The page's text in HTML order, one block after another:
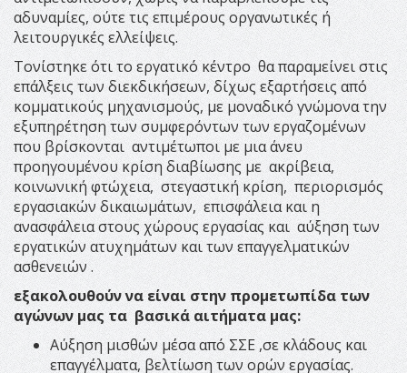
αδυναμίες, ούτε τις επιμέρους οργανωτικές ή
λειτουργικές ελλείψεις.
Τονίστηκε ότι το εργατικό κέντρο θα παραμείνει στις
επάλξεις των διεκδικήσεων, δίχως εξαρτήσεις από
κομματικούς μηχανισμούς, με μοναδικό γνώμονα την
εξυπηρέτηση των συμφερόντων των εργαζομένων
που βρίσκονται αντιμέτωποι με μια άνευ
προηγουμένου κρίση διαβίωσης με ακρίβεια,
κοινωνική φτώχεια, στεγαστική κρίση, περιορισμός
εργασιακών δικαιωμάτων, επισφάλεια και η
ανασφάλεια στους χώρους εργασίας και αύξηση των
εργατικών ατυχημάτων και των επαγγελματικών
ασθενειών .
εξακολουθούν να είναι στην προμετωπίδα των
αγώνων μας τα βασικά αιτήματα μας:
Αύξηση μισθών μέσα από ΣΣΕ ,σε κλάδους και
επαγγέλματα, βελτίωση των ορών εργασίας.